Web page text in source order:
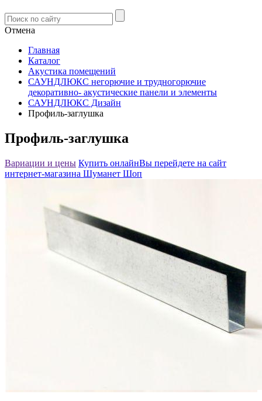
Отмена
Главная
Каталог
Акустика помещений
САУНДЛЮКС негорючие и трудногорючие
декоративно- акустические панели и элементы
САУНДЛЮКС Дизайн
Профиль-заглушка
Профиль-заглушка
Вариации и цены Купить онлайнВы перейдете на сайт
интернет-магазина Шуманет Шоп